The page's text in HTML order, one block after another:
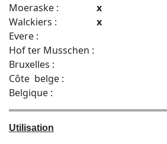
Moeraske :
x
Walckiers :
x
Evere :
Hof ter Musschen :
Bruxelles :
Côte belge :
Belgique :
Utilisation